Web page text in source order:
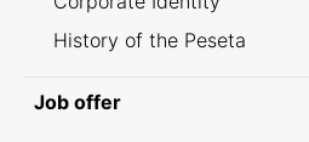
History of the Peseta
Job offer